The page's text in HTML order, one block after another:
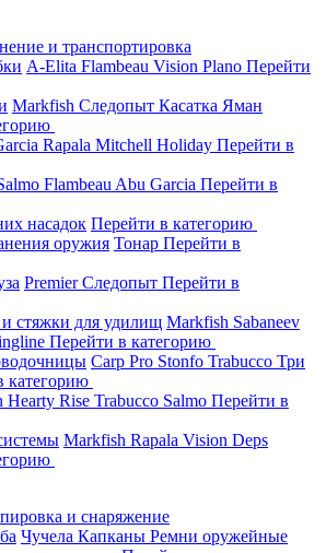
и транспортировка
A-Elita Flambeau Vision Plano Перейти
Markfish Следопыт Касатка Яман
Rapala Mitchell Holiday Перейти в
Flambeau Abu Garcia Перейти в
насадок Перейти в категорию
оружия Тонар Перейти в
PremierСледопыт Перейти в
стяжки для удилищ Markfish Sabaneev
Перейти в категорию
Carp Pro Stonfo Trabucco Три
категорию
Hearty Rise Trabucco Salmo Перейти в
Markfish Rapala Vision Deps
и снаряжение
Чучела Капканы Ремни оружейные